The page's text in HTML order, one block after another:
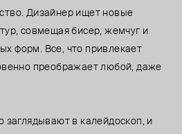
Дизайнер ищет новые
совмещая бисер, жемчуг и
форм. Все, что привлекает
преображает любой, даже
заглядывают в калейдоскоп, и